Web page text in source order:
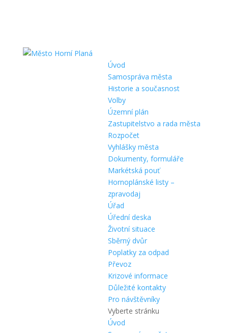
Úvod
Samospráva města
Historie a současnost
Volby
Územní plán
Zastupitelstvo a rada města
Rozpočet
Vyhlášky města
Dokumenty, formuláře
Markétská pouť
Hornoplánské listy –
zpravodaj
Úřad
Úřední deska
Životní situace
Sběrný dvůr
Poplatky za odpad
Převoz
Krizové informace
Důležité kontakty
Pro návštěvníky
Vyberte stránku
Úvod